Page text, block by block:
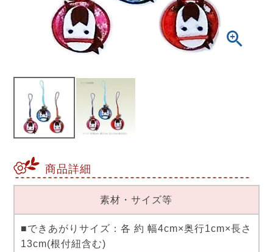
商品詳細
素材・サイズ等
■できあがりサイズ：各 約 幅4cm×奥行1cm×長さ
13cm(根付紐含む)